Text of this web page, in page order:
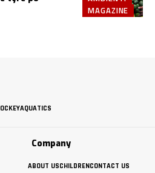
MAGAZINE
AQUATICS
Company
ABOUT USCHILDRENCONTACT US